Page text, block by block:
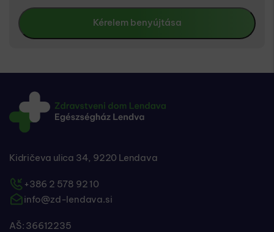
Kidričeva ulica 34, 9220 Lendava
+386 2 578 92 10
info@zd-lendava.si
AŠ: 36612235